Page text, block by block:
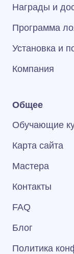
Награды и
Программа
Установка и
Компания
Общее
Обучающие
Карта сайта
Мастера
Контакты
FAQ
Блог
Политика